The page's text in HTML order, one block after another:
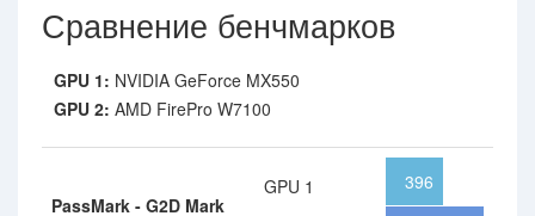
Сравнение бенчмарков
GPU 1: NVIDIA GeForce MX550
GPU 2: AMD FirePro W7100
PassMark - G2D Mark
GPU 1
396